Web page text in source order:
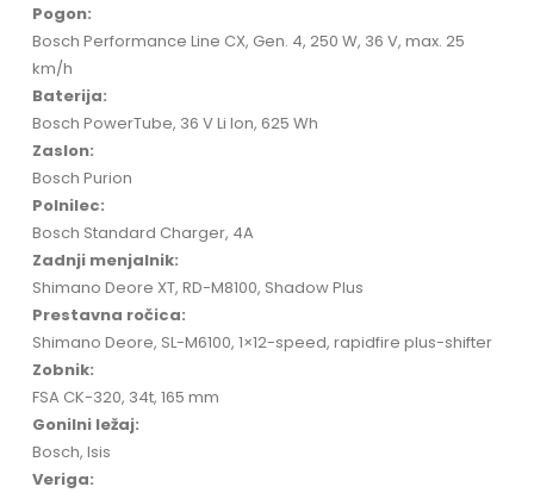
Pogon:
Bosch Performance Line CX, Gen. 4, 250 W, 36 V, max. 25
km/h
Baterija:
Bosch PowerTube, 36 V Li Ion, 625 Wh
Zaslon:
Bosch Purion
Polnilec:
Bosch Standard Charger, 4A
Zadnji menjalnik:
Shimano Deore XT, RD-M8100, Shadow Plus
Prestavna ročica:
Shimano Deore, SL-M6100, 1×12-speed, rapidfire plus-shifter
Zobnik:
FSA CK-320, 34t, 165 mm
Gonilni ležaj:
Bosch, Isis
Veriga: